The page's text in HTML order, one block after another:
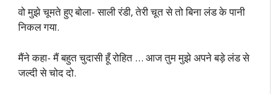
वो मुझे चूमते हुए बोला- साली रंडी, तेरी चूत से तो बिना लंड के पानी
निकल गया.
मैंने कहा- मैं बहुत चुदासी हूँ रोहित … आज तुम मुझे अपने बड़े लंड से
जल्दी से चोद दो.